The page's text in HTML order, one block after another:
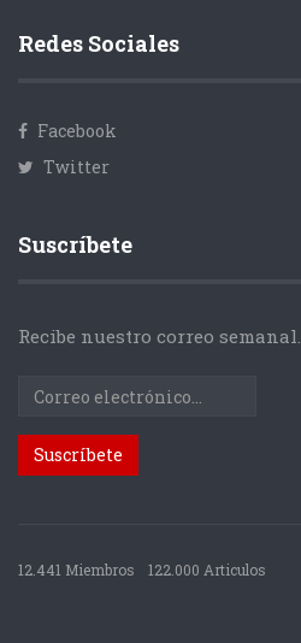
Redes Sociales
Facebook
Twitter
Suscríbete
Recibe nuestro correo semanal.
12.441 Miembros 122.000 Articulos